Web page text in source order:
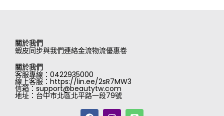
關於我們
蝦皮同步與我們連絡金流物流優惠卷
關於我們
客服專線：0422935000
線上客服：https://lin.ee/2sR7MW3
信箱：support@beautytw.com
地址：台中市北區北平路一段79號